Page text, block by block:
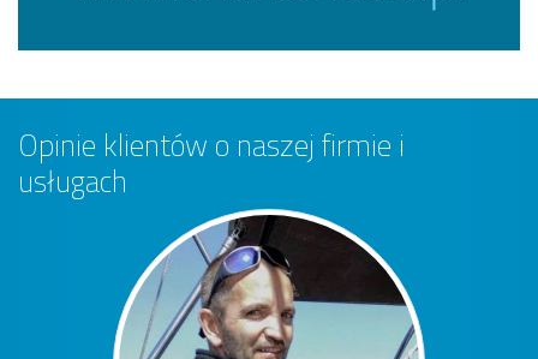
Opinie klientów o naszej firmie i
usługach